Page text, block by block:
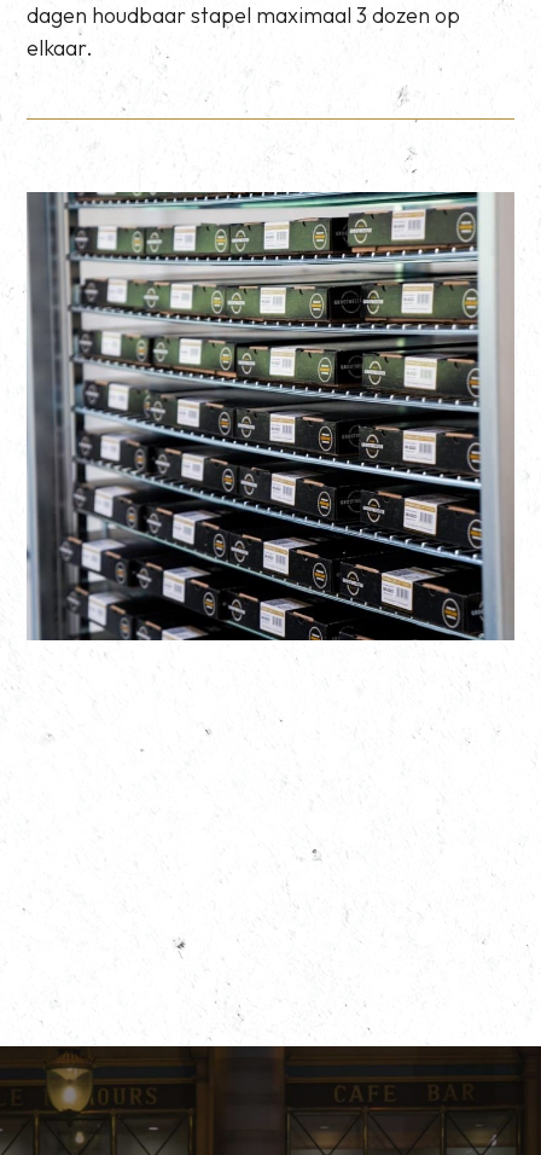
dagen houdbaar stapel maximaal 3 dozen op
elkaar.